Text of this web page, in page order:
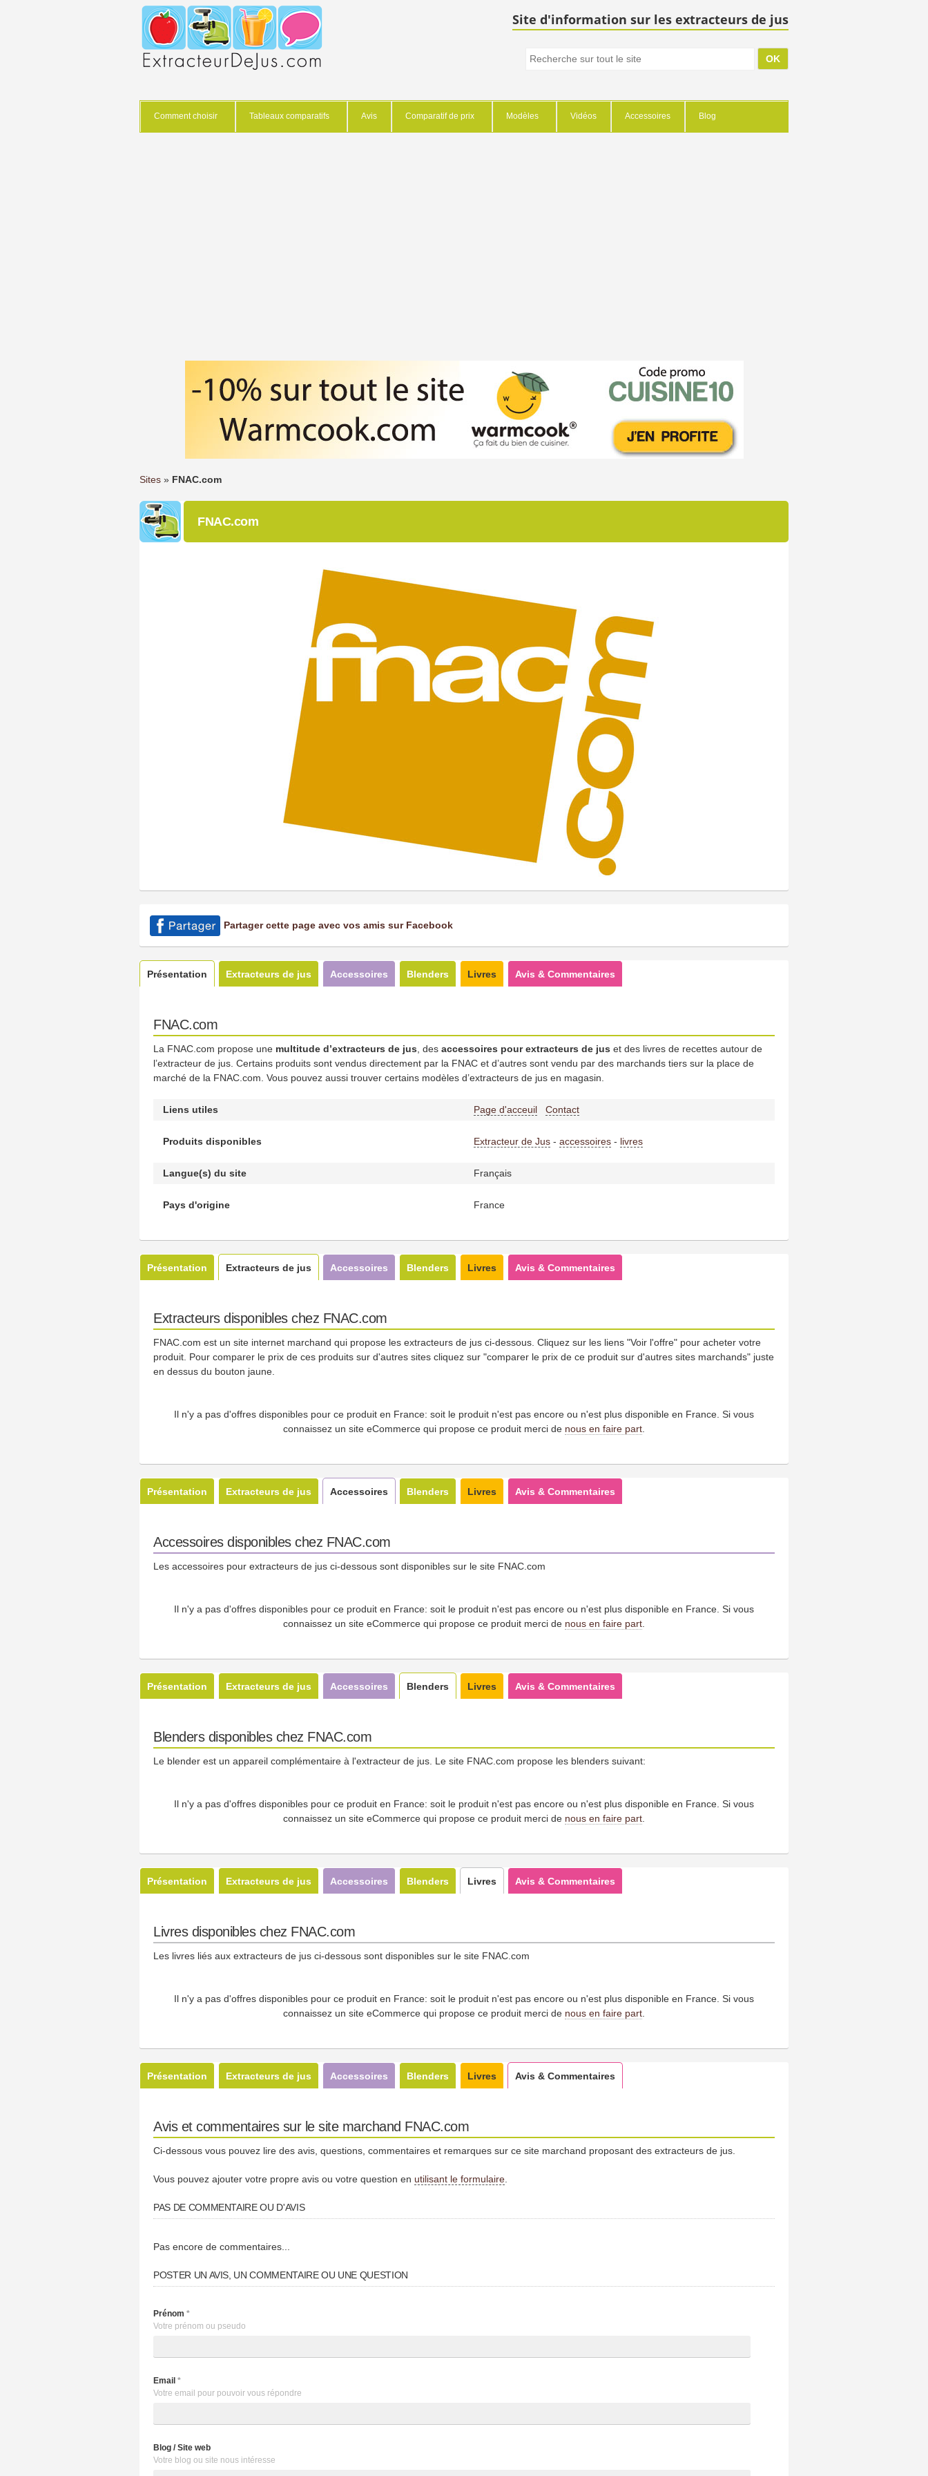
Site d'information sur les extracteurs de jus
Comment choisir Tableaux comparatifs Avis Comparatif de prix Modèles Vidéos Accessoires Blog
Sites » FNAC.com
FNAC.com
Partager cette page avec vos amis sur Facebook
Présentation Extracteurs de jus Accessoires Blenders Livres Avis & Commentaires
FNAC.com
La FNAC.com propose une multitude d’extracteurs de jus , des accessoires pour extracteurs de jus et des livres de recettes autour de
l’extracteur de jus. Certains produits sont vendus directement par la FNAC et d’autres sont vendu par des marchands tiers sur la place de
marché de la FNAC.com. Vous pouvez aussi trouver certains modèles d’extracteurs de jus en magasin.
Liens utiles Page d'acceuil Contact
Produits disponibles Extracteur de Jus- accessoires- livres
Langue(s) du site Français
Pays d'origine France
Présentation Extracteurs de jus Accessoires Blenders Livres Avis & Commentaires
Extracteurs disponibles chez FNAC.com
FNAC.com est un site internet marchand qui propose les extracteurs de jus ci-dessous. Cliquez sur les liens "Voir l'offre" pour acheter votre
produit. Pour comparer le prix de ces produits sur d'autres sites cliquez sur "comparer le prix de ce produit sur d'autres sites marchands" juste
en dessus du bouton jaune.
Il n'y a pas d'offres disponibles pour ce produit en France: soit le produit n'est pas encore ou n'est plus disponible en France. Si vous
connaissez un site eCommerce qui propose ce produit merci de nous en faire part
Présentation Extracteurs de jus Accessoires Blenders Livres Avis & Commentaires
Accessoires disponibles chez FNAC.com
Les accessoires pour extracteurs de jus ci-dessous sont disponibles sur le site FNAC.com
Il n'y a pas d'offres disponibles pour ce produit en France: soit le produit n'est pas encore ou n'est plus disponible en France. Si vous
connaissez un site eCommerce qui propose ce produit merci de nous en faire part
Présentation Extracteurs de jus Accessoires Blenders Livres Avis & Commentaires
Blenders disponibles chez FNAC.com
Le blender est un appareil complémentaire à l'extracteur de jus. Le site FNAC.com propose les blenders suivant:
Il n'y a pas d'offres disponibles pour ce produit en France: soit le produit n'est pas encore ou n'est plus disponible en France. Si vous
connaissez un site eCommerce qui propose ce produit merci de nous en faire part
Présentation Extracteurs de jus Accessoires Blenders Livres Avis & Commentaires
Livres disponibles chez FNAC.com
Les livres liés aux extracteurs de jus ci-dessous sont disponibles sur le site FNAC.com
Il n'y a pas d'offres disponibles pour ce produit en France: soit le produit n'est pas encore ou n'est plus disponible en France. Si vous
connaissez un site eCommerce qui propose ce produit merci de nous en faire part
Présentation Extracteurs de jus Accessoires Blenders Livres Avis & Commentaires
Avis et commentaires sur le site marchand FNAC.com
Ci-dessous vous pouvez lire des avis, questions, commentaires et remarques sur ce site marchand proposant des extracteurs de jus.
Vous pouvez ajouter votre propre avis ou votre question en utilisant le formulaire
PAS DE COMMENTAIRE OU D'AVIS
Pas encore de commentaires...
POSTER UN AVIS, UN COMMENTAIRE OU UNE QUESTION
Prénom *
Votre prénom ou pseudo
Email *
Votre email pour pouvoir vous répondre
Blog / Site web
Votre blog ou site nous intéresse